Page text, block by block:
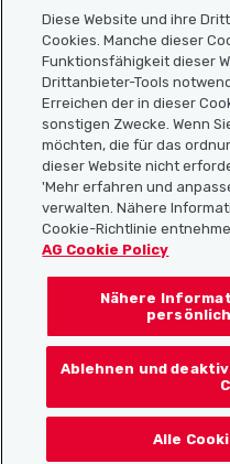
Sitemap
Nützliche Links
Localcities App
Folgt uns auf:
Diese Website und ihre
Cookies. Manche dieser
Funktionsfähigkeit dieser
Drittanbieter-Tools
Erreichen der in dieser
sonstigen Zwecke. Wenn
möchten, die für das
dieser Website nicht
'Mehr erfahren und
verwalten. Nähere
Cookie-Richtlinie
AG Cookie Policy
Nähere
Ablehnen und
Alle